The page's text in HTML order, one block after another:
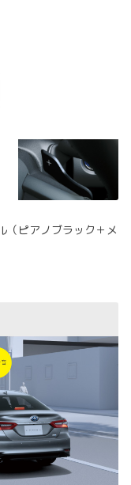
（ピアノブラック＋メ